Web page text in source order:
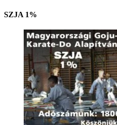
SZJA 1%